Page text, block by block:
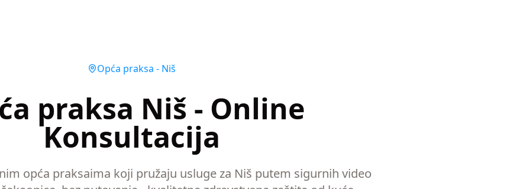
Opća praksa - Niš
praksa Niš - Online
Konsultacija
opća praksaima koji pružaju usluge za Niš putem sigurnih video